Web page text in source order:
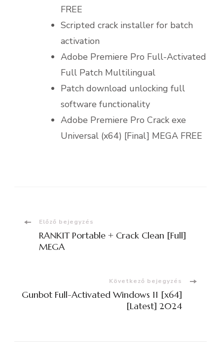
FREE
Scripted crack installer for batch
activation
Adobe Premiere Pro Full-Activated
Full Patch Multilingual
Patch download unlocking full
software functionality
Adobe Premiere Pro Crack exe
Universal (x64) [Final] MEGA FREE
Bejegyzések
navigációja
Előző bejegyzés
RANKIT Portable + Crack Clean [Full]
MEGA
Következő bejegyzés
Gunbot Full-Activated Windows 11 [x64]
[Latest] 2024